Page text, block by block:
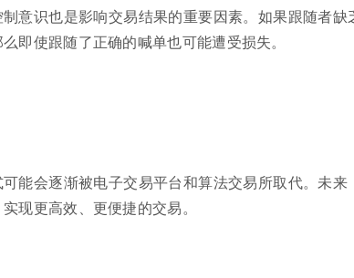
意识也是影响交易结果的重要因素。如果跟随者缺
即使跟随了正确的喊单也可能遭受损失。
能会逐渐被电子交易平台和算法交易所取代。未来
现更高效、更便捷的交易。